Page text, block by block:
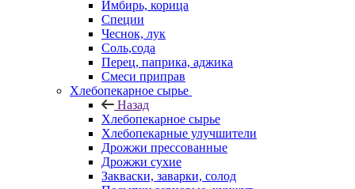
Имбирь, корица
Специи
Чеснок, лук
Соль,сода
Перец, паприка, аджика
Смеси приправ
Хлебопекарное сырье
Назад
Хлебопекарное сырье
Хлебопекарные улучшители
Дрожжи прессованные
Дрожжи сухие
Закваски, заварки, солод